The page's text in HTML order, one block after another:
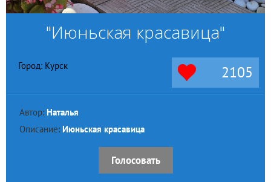
"Июньская красавица"
Город: Курск 2105
Автор: Наталья
Описание: Июньская красавица
Голосовать